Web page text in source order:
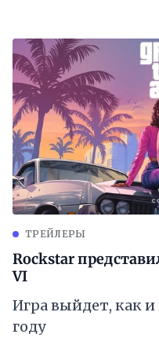
ТРЕЙЛЕРЫ
Rockstar
VI
Игра выйдет, как и
году